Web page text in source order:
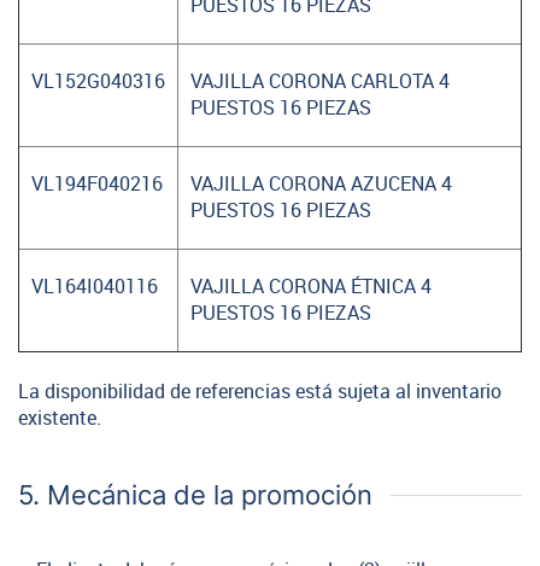
PUESTOS 16 PIEZAS
VL152G040316
VAJILLA CORONA CARLOTA 4
PUESTOS 16 PIEZAS
VL194F040216
VAJILLA CORONA AZUCENA 4
PUESTOS 16 PIEZAS
VL164I040116
VAJILLA CORONA ÉTNICA 4
PUESTOS 16 PIEZAS
La disponibilidad de referencias está sujeta al inventario
existente.
5. Mecánica de la promoción